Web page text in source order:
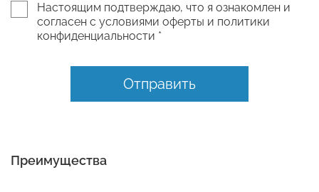
Настоящим подтверждаю, что я ознакомлен и
согласен с условиями оферты и политики
конфиденциальности *
Отправить
Преимущества